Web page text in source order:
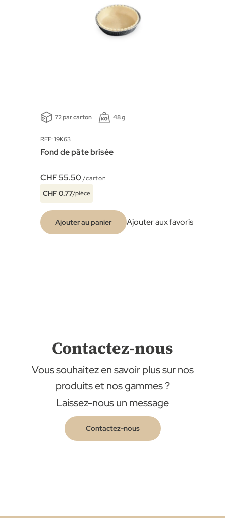
72 par carton 48 g
REF: 19K63
Fond de pâte brisée
CHF 55.50 /carton
CHF 0.77/pièce
Ajouter au panier Ajouter aux favoris
Contactez-nous
Vous souhaitez en savoir plus sur nos
produits et nos gammes ?
Laissez-nous un message
Contactez-nous